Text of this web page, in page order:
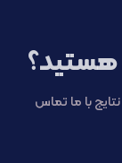
هستید؟
با ما تماس